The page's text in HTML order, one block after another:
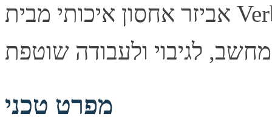
אביזר אחסון איכותי מבית Verbatim. פתרון אחסון אמין ומהיר,
מפרט טכני